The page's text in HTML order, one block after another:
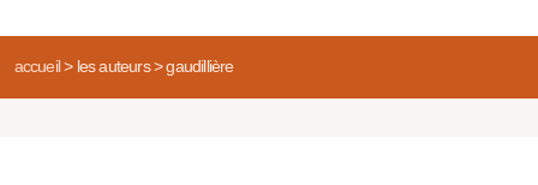
accueil> les auteurs> gaudillière